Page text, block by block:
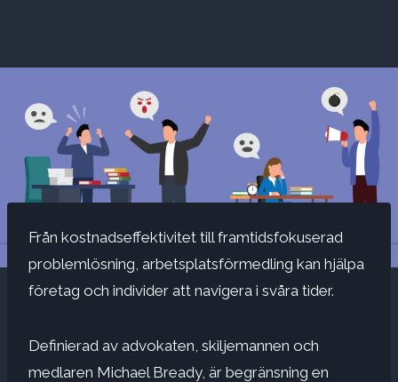
Från kostnadseffektivitet till framtidsfokuserad
problemlösning, arbetsplatsförmedling kan hjälpa
företag och individer att navigera i svåra tider.
Definierad av advokaten, skiljemannen och
medlaren Michael Bready, är begränsning en